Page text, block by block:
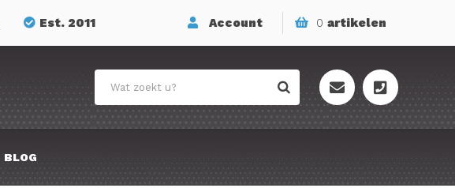
Est. 2011 0 artikelen
Account
BLOG